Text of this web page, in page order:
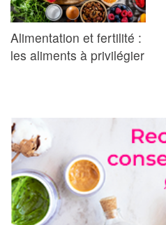
Alimentation et fertilité :
les aliments à privilégier